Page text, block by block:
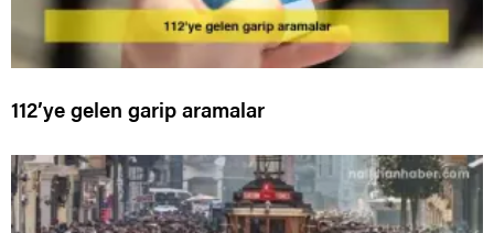
112’ye gelen garip aramalar